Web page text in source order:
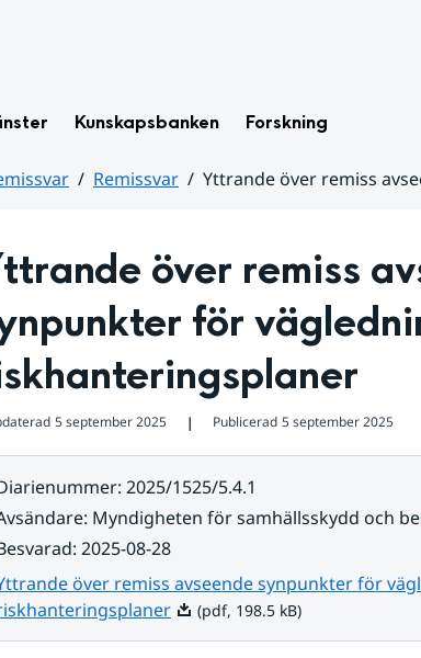
Kunskapsbanken Forskning
Remissvar
Yttrande över remiss
över remiss
för
5 september 2025 ❘ Publicerad 5 september 2025
: 2025/1525/5.4.1
: Myndigheten för samhällsskydd och
: 2025-08-28
över remiss avseende synpunkter för
Pdf, 198.5 kB.
(pdf, 198.5 kB)